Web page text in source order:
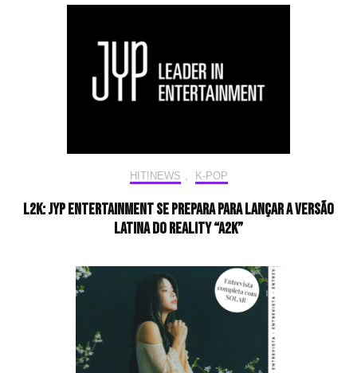
HIT!NEWS , K-POP
L2K: JYP Entertainment se prepara para lançar a versão
latina do reality “A2K”